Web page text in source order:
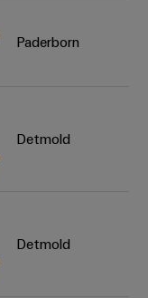
Paderborn
Detmold
Detmold